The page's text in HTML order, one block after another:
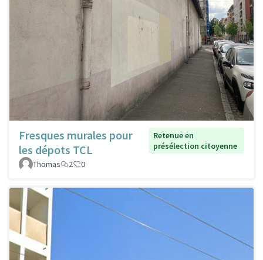
Fresques murales pour
les dépots TCL
Retenue en
présélection citoyenne
Thomas
2 0